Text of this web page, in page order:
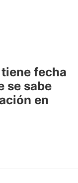
fecha
se sabe
en